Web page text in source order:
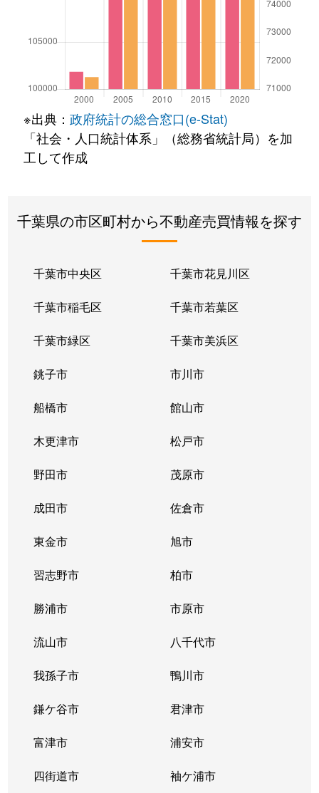
※出典： 政府統計の総合窓口(e-Stat)
「社会・人口統計体系」（総務省統計局）を加
工して作成
千葉県の市区町村から不動産売買情報を探す
千葉市中央区 千葉市花見川区
千葉市稲毛区 千葉市若葉区
千葉市緑区 千葉市美浜区
銚子市 市川市
船橋市 館山市
木更津市 松戸市
野田市 茂原市
成田市 佐倉市
東金市 旭市
習志野市 柏市
勝浦市 市原市
流山市 八千代市
我孫子市 鴨川市
鎌ケ谷市 君津市
富津市 浦安市
四街道市 袖ケ浦市